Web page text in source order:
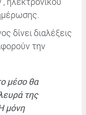
δίνει διαλέξεις
την
μέσο θα
της
μόνη